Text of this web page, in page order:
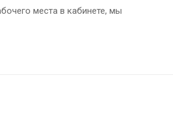
места в кабинете, мы